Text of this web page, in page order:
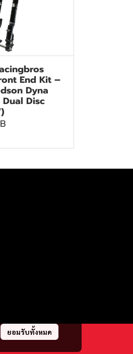
End Kit –
Dyna
Disc
ยอมรับทั้งหมด